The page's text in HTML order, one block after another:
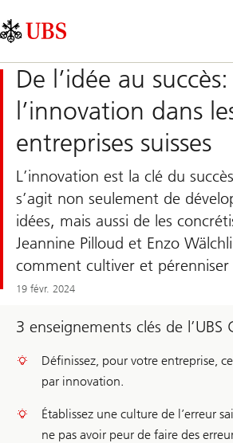
Links
Area
De l’idée au succès:
l’innovation dans
entreprises suisses
L’innovation est la clé du
s’agit non seulement de
idées, mais aussi de les
Jeannine Pilloud et Enzo
comment cultiver et pérenniser
19 févr. 2024
3 enseignements clés de l’UBS
Définissez, pour votre entreprise,
par innovation.
Établissez une culture de l’erreur
ne pas avoir peur de faire des